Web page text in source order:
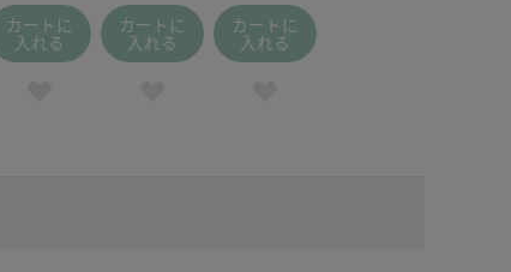
カートに
入れる
カートに
入れる
カートに
入れる